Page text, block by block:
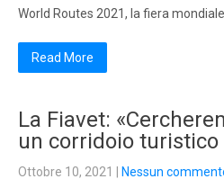
World Routes 2021, la fiera mondiale
Read More
La Fiavet:
un corridoio turistico
Ottobre 10, 2021 Nessun